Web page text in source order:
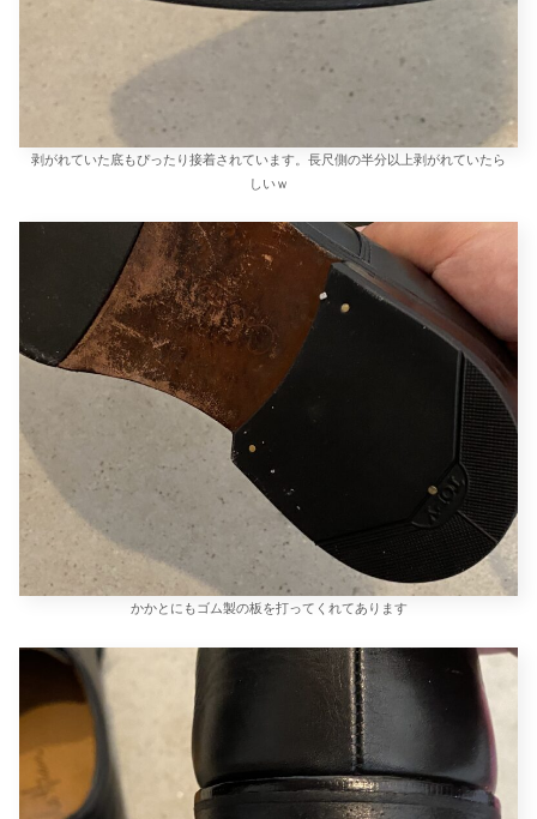
剥がれていた底もぴったり接着されています。長尺側の半分以上剥がれていたら
しいｗ
かかとにもゴム製の板を打ってくれてあります